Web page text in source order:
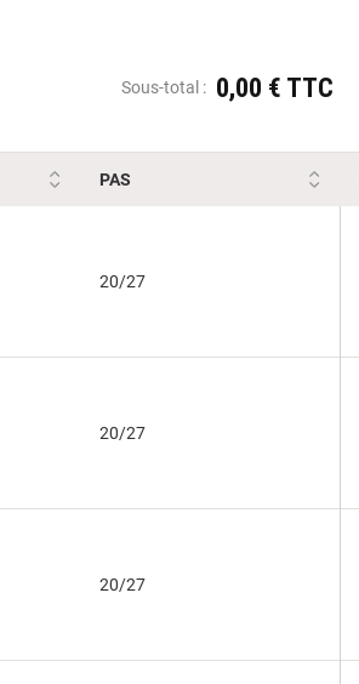
Sous-total : 0,00 € TTC
PAS
20/27
20/27
20/27